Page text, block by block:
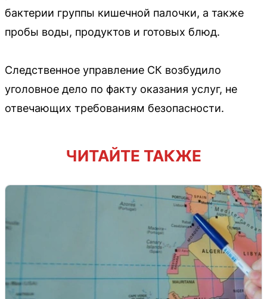
бактерии группы кишечной палочки, а также
пробы воды, продуктов и готовых блюд.
Следственное управление СК возбудило
уголовное дело по факту оказания услуг, не
отвечающих требованиям безопасности.
ЧИТАЙТЕ ТАКЖЕ